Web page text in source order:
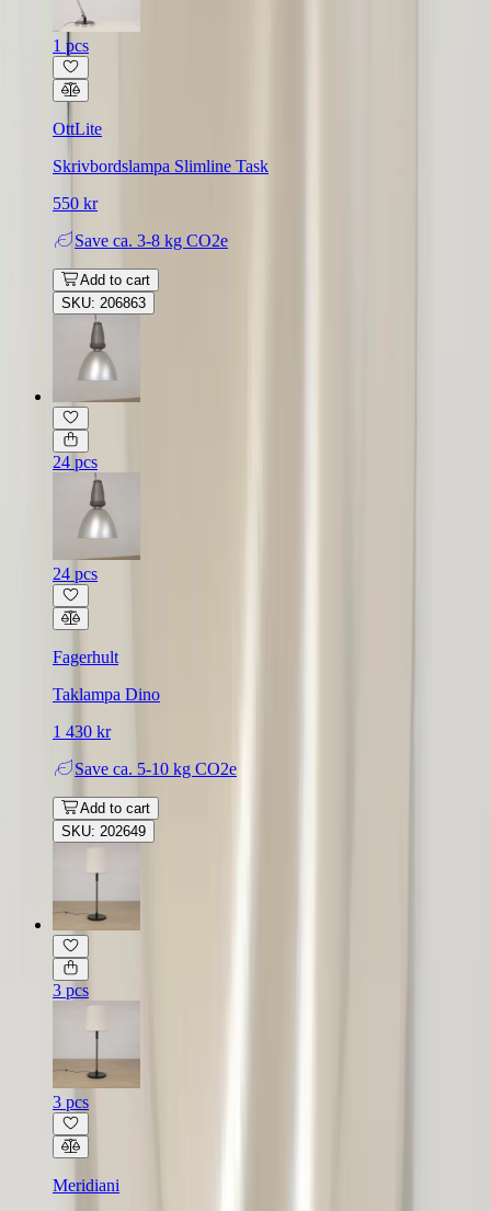
1 pcs
OttLite
Skrivbordslampa Slimline Task
550 kr
Save ca. 3-8 kg CO2e
Add to cart
SKU: 206863
24 pcs
24 pcs
Fagerhult
Taklampa Dino
1 430 kr
Save ca. 5-10 kg CO2e
Add to cart
SKU: 202649
3 pcs
3 pcs
Meridiani